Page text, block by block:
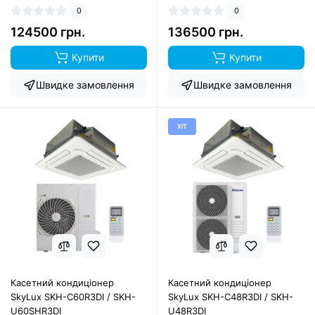
0
124500 грн.
Купити
Швидке замовлення
0
136500 грн.
Купити
Швидке замовлення
Касетний кондиціонер
SkyLux SKH-C60R3DI / SKH-
U60SHR3DI
ХІТ
Касетний кондиціонер
SkyLux SKH-C48R3DI / SKH-
U48R3DI